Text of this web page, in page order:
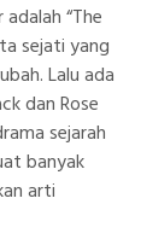
“The
sejati yang
Lalu ada
dan Rose
sejarah
banyak
arti